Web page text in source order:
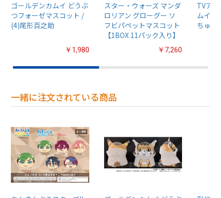
ゴールデンカムイ どうぶ
つフォーゼマスコット /
(4)尾形百之助
￥1,980
スター・ウォーズ マンダ
ロリアン グローグー ソ
フビパペットマスコット
【1BOX 11パック入り】
￥7,260
TVア
ムイ』
ちゅる
一緒に注文されている商品